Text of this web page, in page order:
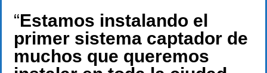
“Estamos instalando el
primer sistema captador de
muchos que queremos